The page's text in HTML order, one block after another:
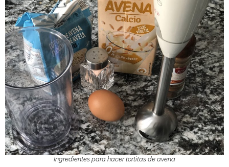
Ingredientes para hacer tortitas de avena